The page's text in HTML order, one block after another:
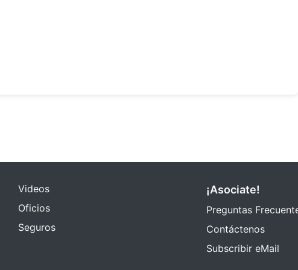
Videos
Oficios
Seguros
¡Asociate!
Preguntas
Contáctenos
Subscribir eMail